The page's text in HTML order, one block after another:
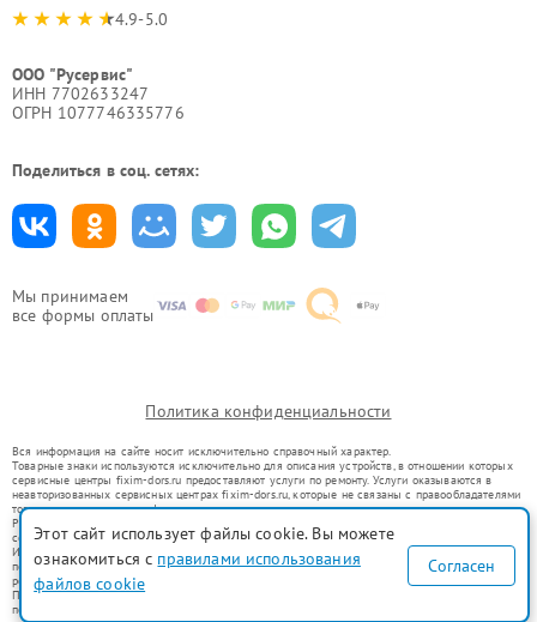
Мы принимаем
все формы оплаты
4.9-5.0
ООО "Русервис"
ИНН 7702633247
ОГРН 1077746335776
Поделиться в соц. сетях:
Политика конфиденциальности
Вся информация на сайте носит исключительно справочный характер.
Товарные знаки используются исключительно для описания устройств, в отношении которых
сервисные центры fixim-dors.ru предоставляют услуги по ремонту. Услуги оказываются в
неавторизованных сервисных центрах fixim-dors.ru, которые не связаны с правообладателями
товарных знаков или их официальными представителями.
Ремонт осуществляется для устройств, уже введенных в гражданский оборот в соответствии
со статьей 1487 ГК РФ.
Использование товарных знаков не преследует цели индивидуализации услуг или введения
потребителей в заблуждение, а служит для информирования о предоставляемых услугах по
ремонту техники указанных брендов.
Представленная на сайте информация не является публичной офертой, определяемой
положениями Статьи 437(2) Гражданского кодекса РФ
Этот сайт использует файлы cookie. Вы можете
ознакомиться с правилами использования
файлов cookie
Согласен